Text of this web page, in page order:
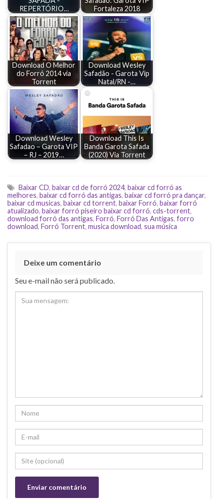
REPERTÓRIO…
Fortaleza 2018
Download O Melhor
do Forró 2014 via
Torrent
Download Wesley
Safadão - Garota Vip
Natal/RN -…
Download Wesley
Safadao – Garota VIP
– RJ – 2019…
Download This Is
Banda Garota Safada
(2020) Via Torrent
Baixar CD, baixar cd de forró 2024, baixar cd forró as
melhores, baixar cd forró das antigas, baixar cd forró pra dançar,
baixar cd musicas, baixar cd torrent, baixar Forró, baixar forró
atualizado, baixar forró piseiro baixar cd forró, cds-torrent,
download forró das antigas, Forró, Forró Das Antigas, forro
download, Forró Torrent, musica download, sua música
Deixe um comentário
Seu e-mail não será publicado.